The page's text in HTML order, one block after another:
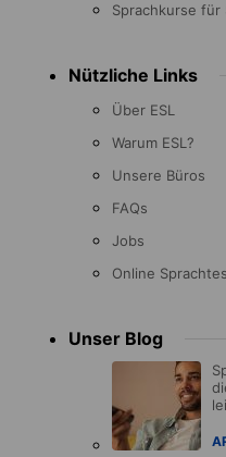
Sprachkurse für
Nützliche Links
Über ESL
Warum ESL?
Unsere Büros
FAQs
Jobs
Online
Unser Blog